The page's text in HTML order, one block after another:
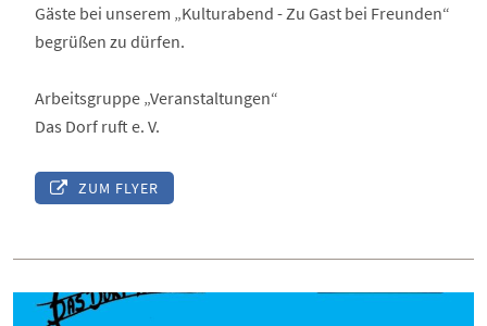
Gäste bei unserem „Kulturabend - Zu Gast bei Freunden“
begrüßen zu dürfen.
Arbeitsgruppe „Veranstaltungen“
Das Dorf ruft e. V.
ZUM FLYER